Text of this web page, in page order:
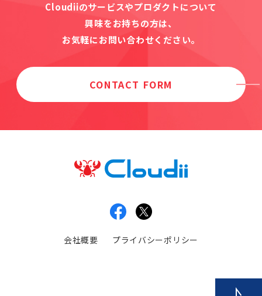
Cloudiiのサービスやプロダクトについて
興味をお持ちの方は、
お気軽にお問い合わせください。
CONTACT FORM
会社概要 プライバシーポリシー